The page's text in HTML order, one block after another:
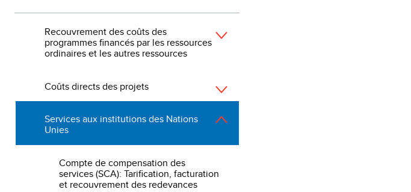
Recouvrement des coûts des
programmes financés par les ressources
ordinaires et les autres ressources
Coûts directs des projets
Services aux institutions des Nations
Unies
Compte de compensation des
services (SCA): Tarification, facturation
et recouvrement des redevances